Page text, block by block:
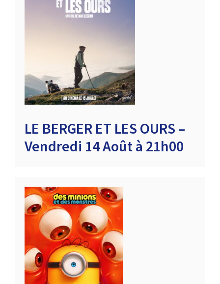
LE BERGER ET LES OURS –
Vendredi 14 Août à 21h00